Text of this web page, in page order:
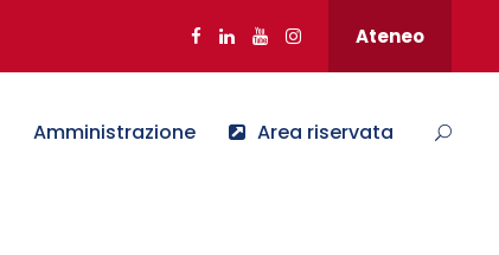
Ateneo
Amministrazione Area riservata